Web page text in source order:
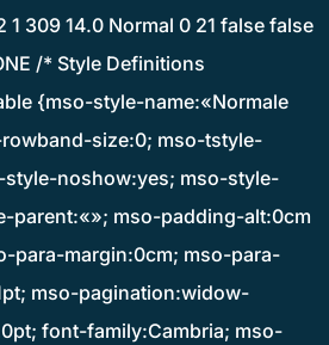
1 309 14.0 Normal 0 21 false false
/* Style Definitions
{mso-style-name:«Normale
size:0; mso-tstyle-
noshow:yes; mso-style-
parent:«»; mso-padding-alt:0cm
para-margin:0cm; mso-para-
mso-pagination:widow-
font-family:Cambria; mso-